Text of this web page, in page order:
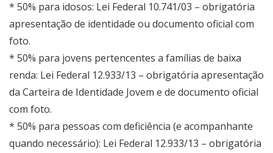
* 50% para idosos: Lei Federal 10.741/03 – obrigatória
apresentação de identidade ou documento oficial com
foto.
* 50% para jovens pertencentes a famílias de baixa
renda: Lei Federal 12.933/13 – obrigatória apresentação
da Carteira de Identidade Jovem e de documento oficial
com foto.
* 50% para pessoas com deficiência (e acompanhante
quando necessário): Lei Federal 12.933/13 – obrigatória